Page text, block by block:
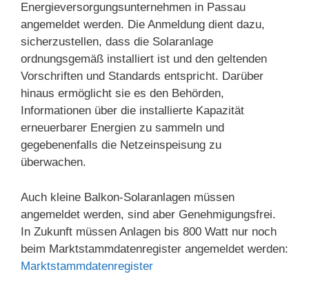
Energieversorgungsunternehmen in Passau
angemeldet werden. Die Anmeldung dient dazu,
sicherzustellen, dass die Solaranlage
ordnungsgemäß installiert ist und den geltenden
Vorschriften und Standards entspricht. Darüber
hinaus ermöglicht sie es den Behörden,
Informationen über die installierte Kapazität
erneuerbarer Energien zu sammeln und
gegebenenfalls die Netzeinspeisung zu
überwachen.
Auch kleine Balkon-Solaranlagen müssen
angemeldet werden, sind aber Genehmigungsfrei.
In Zukunft müssen Anlagen bis 800 Watt nur noch
beim Marktstammdatenregister angemeldet werden:
Marktstammdatenregister